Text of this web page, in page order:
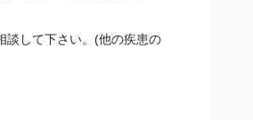
止し,この外箱を持って医師,
して下さい。(他の疾患の